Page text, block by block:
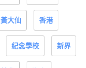
黃大仙 香港
紀念學校 新界